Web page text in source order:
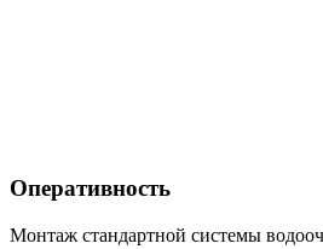
Оперативность
Монтаж стандартной системы